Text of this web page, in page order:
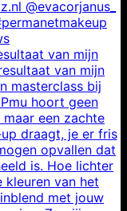
van mijn